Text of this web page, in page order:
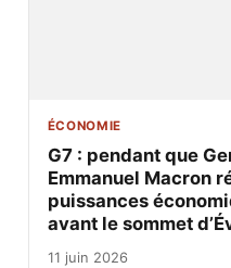
ÉCONOMIE
G7 : pendant que
Emmanuel Macron
puissances
avant le sommet
11 juin 2026